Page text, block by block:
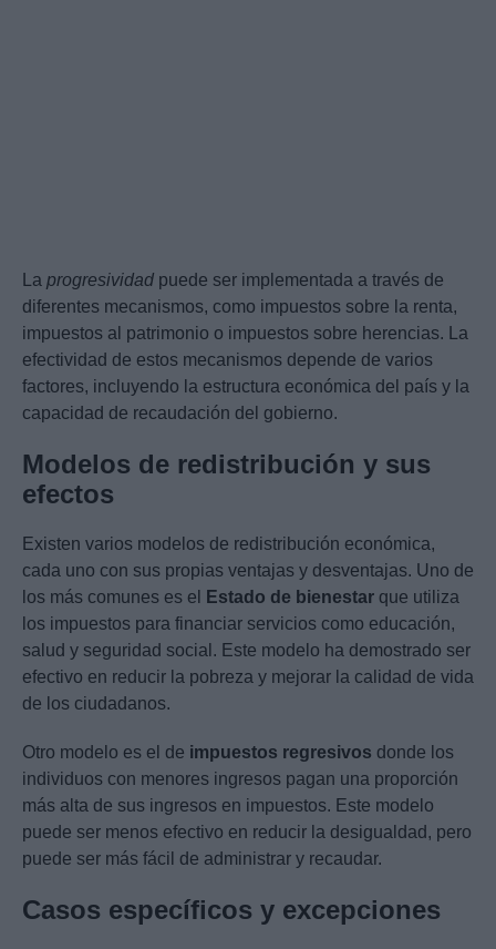
La progresividad puede ser implementada a través de
diferentes mecanismos, como impuestos sobre la renta,
impuestos al patrimonio o impuestos sobre herencias. La
efectividad de estos mecanismos depende de varios
factores, incluyendo la estructura económica del país y la
capacidad de recaudación del gobierno.
Modelos de redistribución y sus
efectos
Existen varios modelos de redistribución económica,
cada uno con sus propias ventajas y desventajas. Uno de
los más comunes es el
Estado de bienestar que utiliza
los impuestos para financiar servicios como educación,
salud y seguridad social. Este modelo ha demostrado ser
efectivo en reducir la pobreza y mejorar la calidad de vida
de los ciudadanos.
Otro modelo es el de impuestos regresivos donde los
individuos con menores ingresos pagan una proporción
más alta de sus ingresos en impuestos. Este modelo
puede ser menos efectivo en reducir la desigualdad, pero
puede ser más fácil de administrar y recaudar.
Casos específicos y excepciones